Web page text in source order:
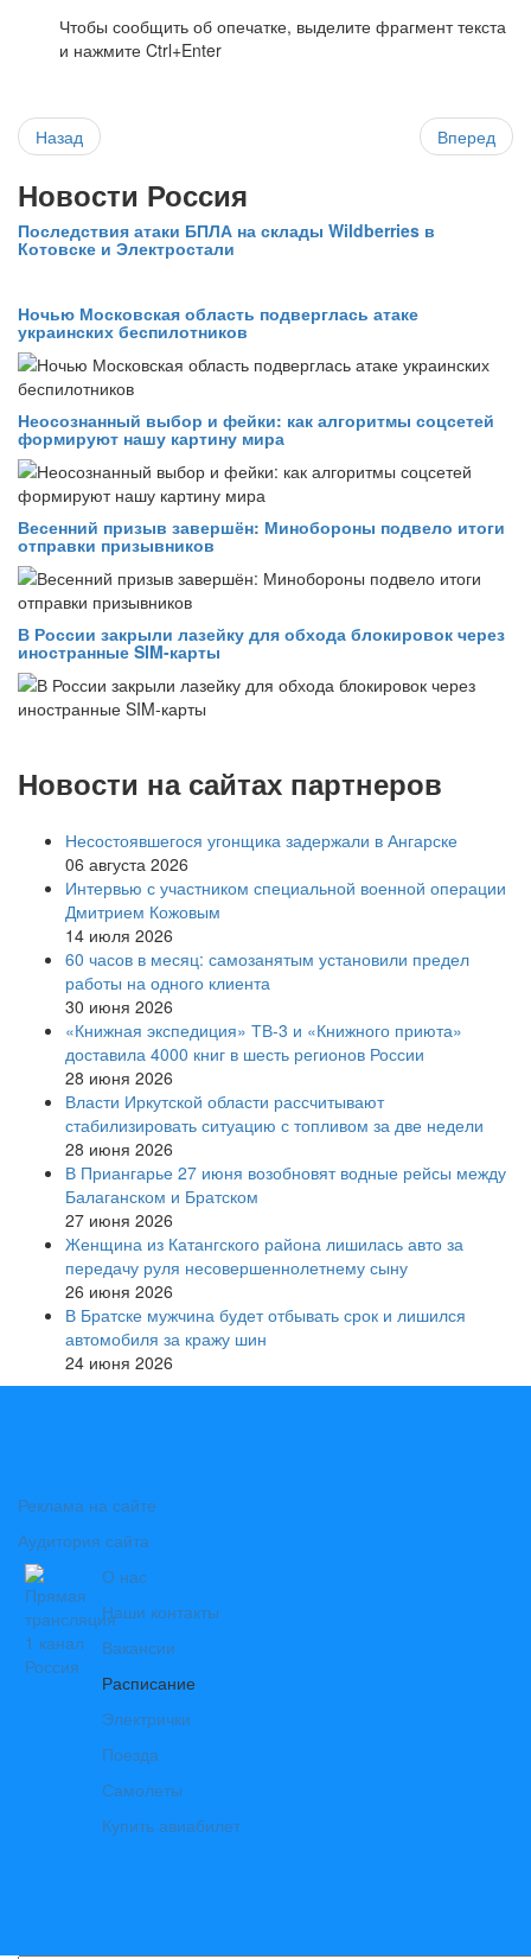
Чтобы сообщить об опечатке, выделите фрагмент текста
и нажмите Ctrl+Enter
Назад Вперед
Новости Россия
Последствия атаки БПЛА на склады Wildberries в
Котовске и Электростали
Ночью Московская область подверглась атаке
украинских беспилотников
Неосознанный выбор и фейки: как алгоритмы соцсетей
формируют нашу картину мира
Весенний призыв завершён: Минобороны подвело итоги
отправки призывников
В России закрыли лазейку для обхода блокировок через
иностранные SIM-карты
Новости на сайтах партнеров
Несостоявшегося угонщика задержали в Ангарске
06 августа 2026
Интервью с участником специальной военной операции
Дмитрием Кожовым
14 июля 2026
60 часов в месяц: самозанятым установили предел
работы на одного клиента
30 июня 2026
«Книжная экспедиция» ТВ-3 и «Книжного приюта»
доставила 4000 книг в шесть регионов России
28 июня 2026
Власти Иркутской области рассчитывают
стабилизировать ситуацию с топливом за две недели
28 июня 2026
В Приангарье 27 июня возобновят водные рейсы между
Балаганском и Братском
27 июня 2026
Женщина из Катангского района лишилась авто за
передачу руля несовершеннолетнему сыну
26 июня 2026
В Братске мужчина будет отбывать срок и лишился
автомобиля за кражу шин
24 июня 2026
Реклама на сайте
Аудитория сайта
О нас
Наши контакты
Вакансии
Расписание
Электрички
Поезда
Самолеты
Купить авиабилет